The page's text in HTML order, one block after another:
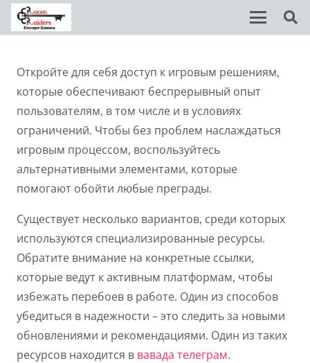
Откройте для себя доступ к игровым решениям,
которые обеспечивают беспрерывный опыт
пользователям, в том числе и в условиях
ограничений. Чтобы без проблем наслаждаться
игровым процессом, воспользуйтесь
альтернативными элементами, которые
помогают обойти любые преграды.
Существует несколько вариантов, среди которых
используются специализированные ресурсы.
Обратите внимание на конкретные ссылки,
которые ведут к активным платформам, чтобы
избежать перебоев в работе. Один из способов
убедиться в надежности – это следить за новыми
обновлениями и рекомендациями. Один из таких
ресурсов находится в вавада телеграм.
Disable flashes
title Mark headings
Background Color
zoom_out Zoom out
Zoom in
add_circle_outline Increase font
spellcheck Readable font
Bright contrast
brightness_low Dark contrast
Underline links